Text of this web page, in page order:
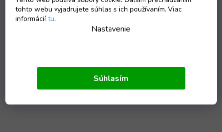
tohto webu vyjadrujete súhlas s ich používaním. Viac
informáciítu.
Nastavenie
Súhlasím